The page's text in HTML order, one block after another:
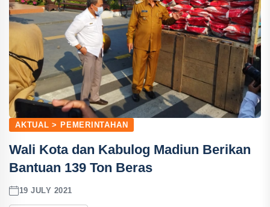
AKTUAL > PEMERINTAHAN
Wali Kota dan Kabulog Madiun Berikan
Bantuan 139 Ton Beras
19 JULY 2021